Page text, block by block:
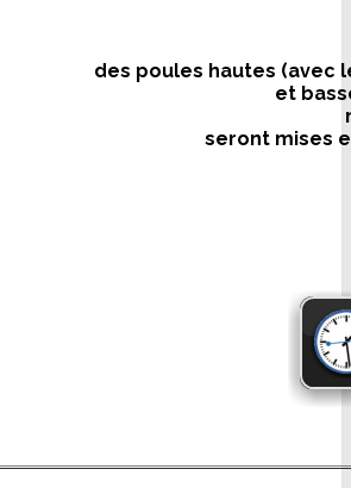
des poules hautes (avec
et
seront mises